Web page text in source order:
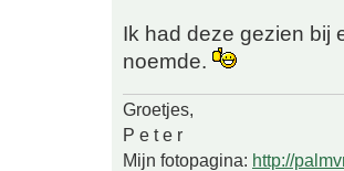
Ik had deze gezien bij
noemde.
Groetjes,
P e t e r
Mijn fotopagina: http://